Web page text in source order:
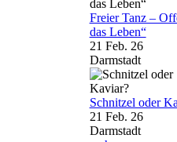
Freier Tanz –
das Leben“
21 Feb. 26
Darmstadt
Schnitzel oder
21 Feb. 26
Darmstadt